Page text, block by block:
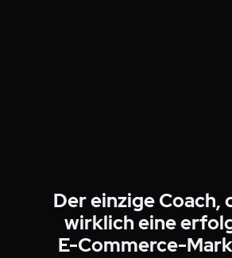
Der einzige Coach,
wirklich eine
E-Commerce-